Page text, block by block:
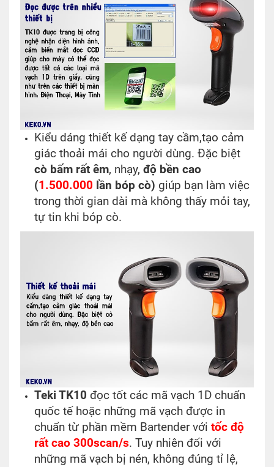
Kiểu dáng thiết kế dạng tay cầm,tạo cảm
giác thoải mái cho người dùng. Đặc biệt
cò bấm rất êm, nhạy, độ bền cao
(1.500.000 lần bóp cò) giúp bạn làm việc
trong thời gian dài mà không thấy mỏi tay,
tự tin khi bóp cò.
Teki TK10 đọc tốt các mã vạch 1D chuẩn
quốc tế hoặc những mã vạch được in
chuẩn từ phần mềm Bartender với tốc độ
rất cao 300scan/s. Tuy nhiên đối với
những mã vạch bị nén, không đúng tỉ lệ,